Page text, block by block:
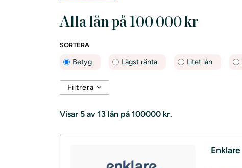
Alla lån på 100 000 kr
SORTERA
Betyg Lägst ränta Litet lån
Filtrera
Visar 5 av 13 lån på 100000 kr.
Enklare